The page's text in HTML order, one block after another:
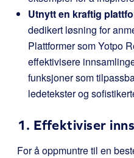
Utnytt en kraftig
dedikert løsning for
Plattformer som Yotpo
effektivisere
funksjoner som
ledetekster og
1. Effektiviser
For å oppmuntre til en